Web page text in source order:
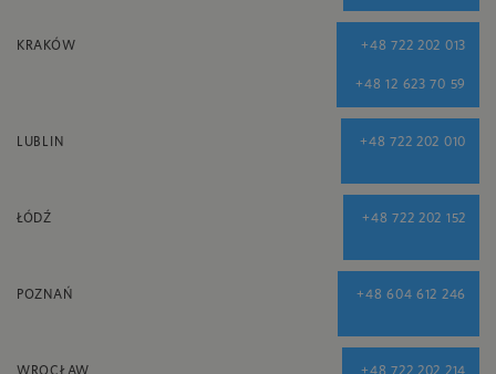
KRAKÓW +48 722 202 013
+48 12 623 70 59
LUBLIN +48 722 202 010
ŁÓDŹ +48 722 202 152
POZNAŃ +48 604 612 246
WROCŁAW +48 722 202 214